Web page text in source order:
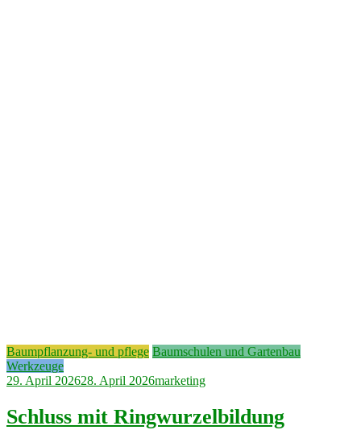
Baumpflanzung- und pflege Baumschulen und Gartenbau
Werkzeuge
29. April 202628. April 2026marketing
Schluss mit Ringwurzelbildung